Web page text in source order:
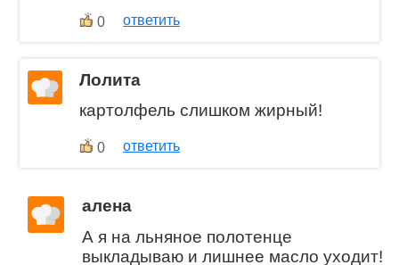
0 ответить
Лолита
картолфель слишком жирный!
0 ответить
алена
А я на льняное полотенце
выкладываю и лишнее масло уходит!